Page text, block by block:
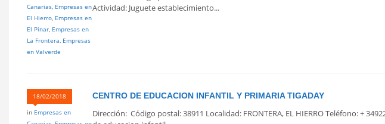
Canarias, Empresas en
El Hierro, Empresas en
El Pinar, Empresas en
La Frontera, Empresas
en Valverde
Actividad: Juguete establecimiento...
18/02/2018
in Empresas en
CENTRO DE EDUCACION INFANTIL Y PRIMARIA TIGADAY
Dirección: Código postal: 38911 Localidad: FRONTERA, EL HIERRO Teléfono: +